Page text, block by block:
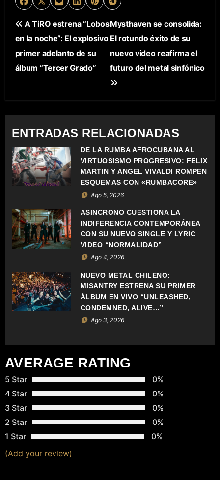
N
A
V
G
A
C
I
Ó
N
D
E
E
N
T
A
D
A
S
A TiRO estrena “Lobos
en la noche”: El explosivo
primer adelanto de su
álbum “Tercer Grado”
Mysthaven se consolida:
El rotundo éxito de su
nuevo video reafirma el
futuro del metal sinfónico
ENTRADAS RELACIONADAS
DE LA RUMBA AFROCUBANA AL
VIRTUOSISMO PROGRESIVO: FELIX
MARTIN Y ANGEL VIVALDI ROMPEN
ESQUEMAS CON «RUMBACORE»
Ago 5, 2026
ASÍNCRONO CUESTIONA LA
INDIFERENCIA CONTEMPORÁNEA
CON SU NUEVO SINGLE Y LYRIC
VIDEO “NORMALIDAD”
Ago 4, 2026
NUEVO METAL CHILENO:
MISANTRY ESTRENA SU PRIMER
ÁLBUM EN VIVO “UNLEASHED,
CONDEMNED, ALIVE…”
Ago 3, 2026
AVERAGE RATING
5 Star
0%
4 Star
0%
3 Star
0%
2 Star
0%
1 Star
0%
(Add your review)